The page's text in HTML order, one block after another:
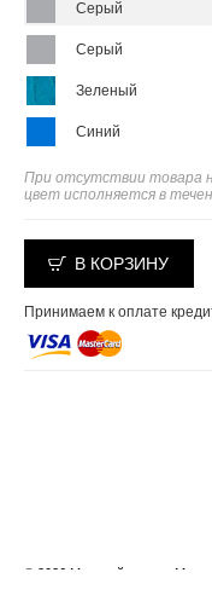
Серый
Серый
Зеленый
Синий
При отсутствии товара
цвет исполняется в
В КОРЗИНУ
Принимаем к оплате
© 2026 Меховой салон